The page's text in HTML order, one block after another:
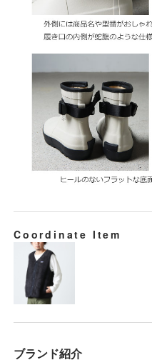
Coordinate Item
ブランド紹介